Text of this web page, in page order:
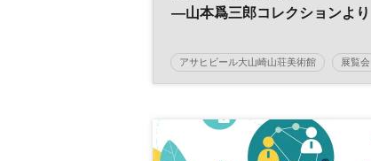
―山本爲三郎コレクションより
アサヒビール大山崎山荘美術館 展覧会